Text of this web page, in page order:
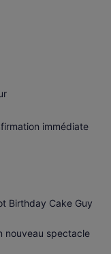
immédiate
Birthday Cake Guy
nouveau spectacle